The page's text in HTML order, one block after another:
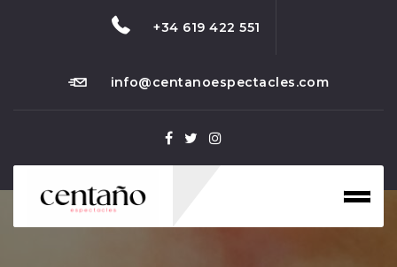
+34 619 422 551
info@centanoespectacles.com